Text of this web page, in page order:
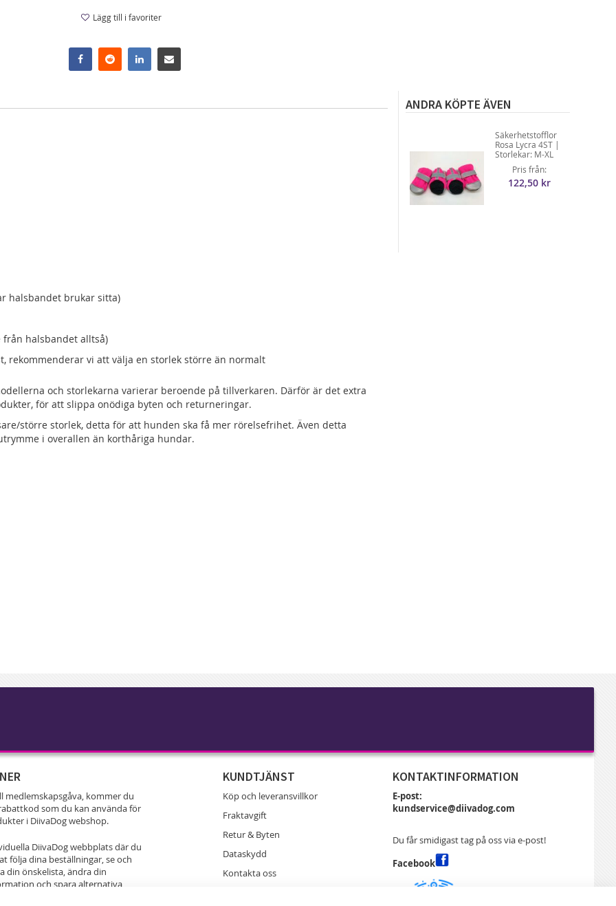
Lägg till i favoriter
halsbandet brukar sitta)
halsbandet alltså)
rekommenderar vi att välja en storlek större än normalt
och storlekarna varierar beroende på tillverkaren. Därför är det extra
för att slippa onödiga byten och returneringar.
större storlek, detta för att hunden ska få mer rörelsefrihet. Även detta
i overallen än korthåriga hundar.
ANDRA KÖPTE ÄVEN
Säkerhetstofflor
Rosa Lycra 4ST |
Storlekar: M-XL
Pris från
122,50 kr
medlemskapsgåva, kommer du
som du kan använda för
i DiivaDog webshop.
DiivaDog webbplats där du
följa dina beställningar, se och
din önskelista, ändra din
och spara alternativa
KUNDTJÄNST
Köp och leveransvillkor
Fraktavgift
Retur & Byten
Dataskydd
Kontakta oss
KONTAKTINFORMATION
E-post:
kundservice@diivadog.com
Du får smidigast tag på oss via e-post!
Facebook